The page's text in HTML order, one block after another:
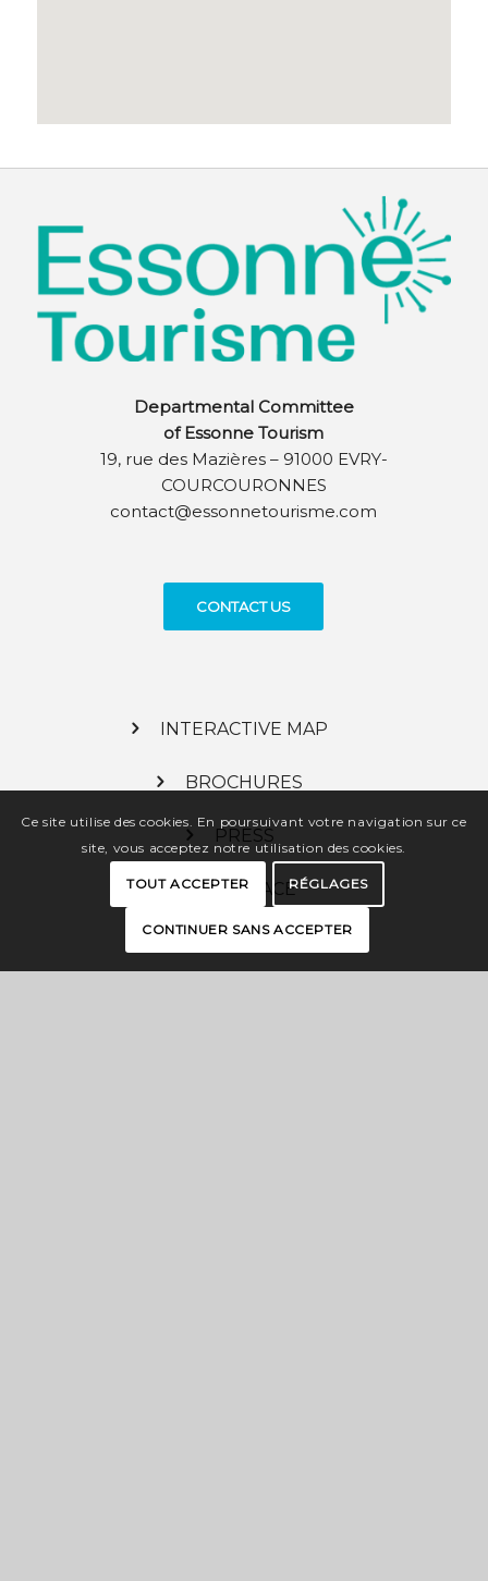
Departmental Committee
of Essonne Tourism
19, rue des Mazières – 91000 EVRY-
COURCOURONNES
contact@essonnetourisme.com
CONTACT US
INTERACTIVE MAP
BROCHURES
PRESS
PRO SPACE
Ce site utilise des cookies. En poursuivant votre navigation sur ce
site, vous acceptez notre utilisation des cookies.
TOUT ACCEPTER RÉGLAGES
CONTINUER SANS ACCEPTER